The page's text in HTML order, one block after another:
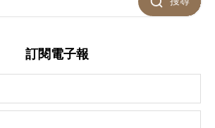
訂閱電子報